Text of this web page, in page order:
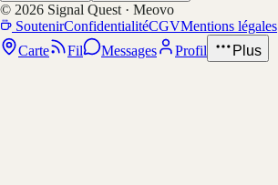
© 2026 Signal Quest · Meovo
SoutenirConfidentialitéCGVMentions légales
Carte
Fil Messages Profil Plus